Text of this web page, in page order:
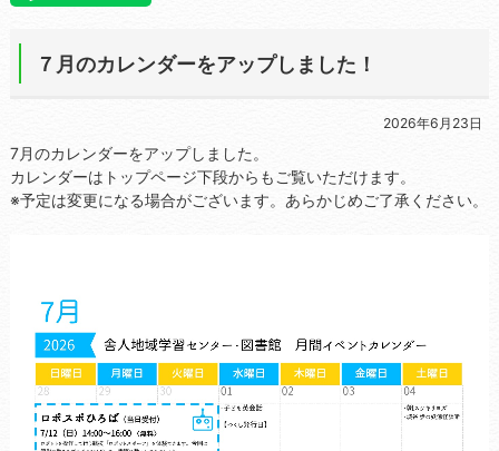
７月のカレンダーをアップしました！
2026年6月23日
7月のカレンダーをアップしました。
カレンダーはトップページ下段からもご覧いただけます。
※予定は変更になる場合がございます。あらかじめご了承ください。